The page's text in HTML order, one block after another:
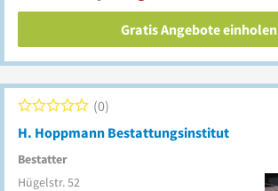
Gratis Angebote einholen
H. Hoppmann Bestattungsinstitut
Bestatter
0
Hügelstr. 52